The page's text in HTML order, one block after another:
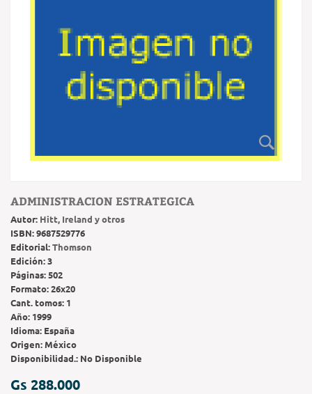
ADMINISTRACION ESTRATEGICA
Autor: Hitt, Ireland y otros
ISBN:9687529776
Editorial:Thomson
Edición:3
Páginas:502
Formato:26x20
Cant. tomos: 1
Año: 1999
Idioma: España
Origen:México
Disponibilidad.: No Disponible
Gs 288.000